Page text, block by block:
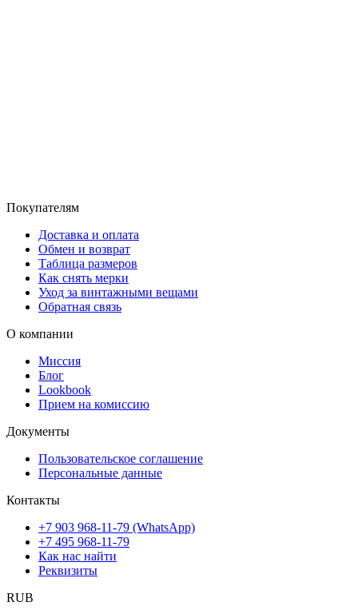
Покупателям
Доставка и оплата
Обмен и возврат
Таблица размеров
Как снять мерки
Уход за винтажными вещами
Обратная связь
О компании
Миссия
Блог
Lookbook
Прием на комиссию
Документы
Пользовательское соглашение
Персональные данные
Контакты
+7 903 968-11-79 (WhatsApp)
+7 495 968-11-79
Как нас найти
Реквизиты
RUB